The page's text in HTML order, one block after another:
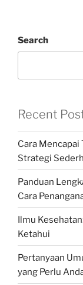
Search
Recent
Cara Mencapai
Strategi
Panduan
Cara
Ilmu
Ketahui
Pertanyaan
yang Perlu